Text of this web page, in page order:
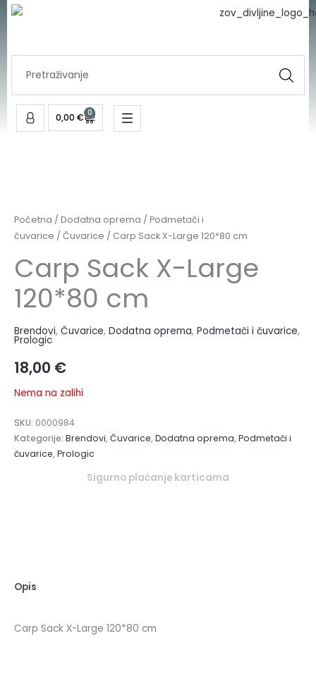
Skip
0,00 € 0
Cart
Početna / Dodatna oprema / Podmetači i
čuvarice / Čuvarice / Carp Sack X-Large 120*80 cm
Carp Sack X-Large
120*80 cm
Brendovi, Čuvarice, Dodatna oprema, Podmetači i čuvarice,
Prologic
18,00 €
Nema na zalihi
SKU: 0000984
Kategorije: Brendovi,Čuvarice,Dodatna oprema,Podmetači i
čuvarice,Prologic
Sigurno plaćanje karticama
Opis
Carp Sack X-Large 120*80 cm